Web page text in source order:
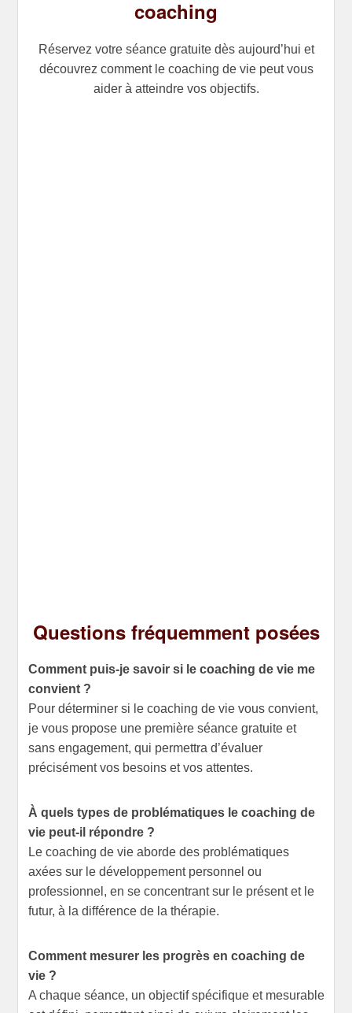
coaching
Réservez votre séance gratuite dès aujourd’hui et
découvrez comment le coaching de vie peut vous
aider à atteindre vos objectifs.
Questions fréquemment posées
Comment puis-je savoir si le coaching de vie me
convient ?
Pour déterminer si le coaching de vie vous convient,
je vous propose une première séance gratuite et
sans engagement, qui permettra d’évaluer
précisément vos besoins et vos attentes.
À quels types de problématiques le coaching de
vie peut-il répondre ?
Le coaching de vie aborde des problématiques
axées sur le développement personnel ou
professionnel, en se concentrant sur le présent et le
futur, à la différence de la thérapie.
Comment mesurer les progrès en coaching de
vie ?
A chaque séance, un objectif spécifique et mesurable